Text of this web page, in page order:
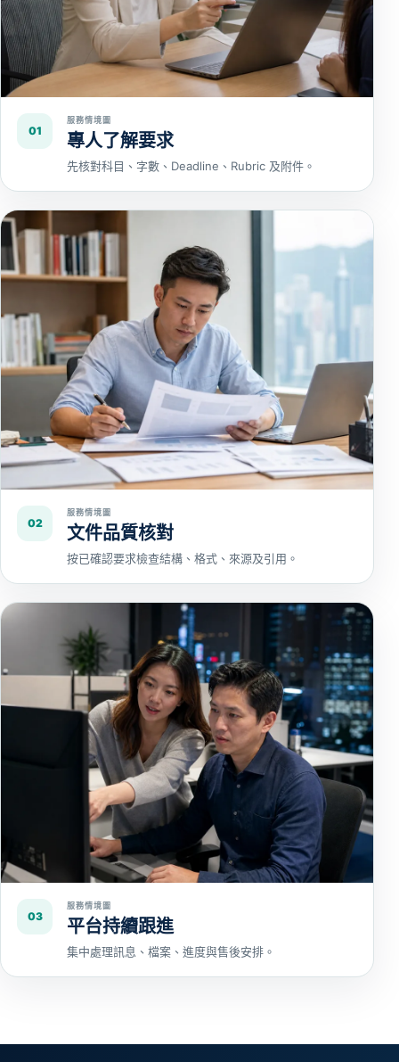
01
服務情境圖
專人了解要求
先核對科目、字數、Deadline、Rubric 及附件。
02
服務情境圖
文件品質核對
按已確認要求檢查結構、格式、來源及引用。
03
服務情境圖
平台持續跟進
集中處理訊息、檔案、進度與售後安排。